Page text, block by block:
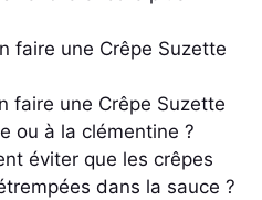
faire une Crêpe Suzette
faire une Crêpe Suzette
ou à la clémentine ?
éviter que les crêpes
dans la sauce ?